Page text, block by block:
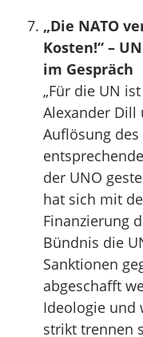
„Die NATO
Kosten!“ –
im Gespräch
„Für die UN
Alexander
Auflösung
der UNO
hat sich mit
Finanzierung
Bündnis die
Sanktionen
abgeschafft
Ideologie und
strikt trennen